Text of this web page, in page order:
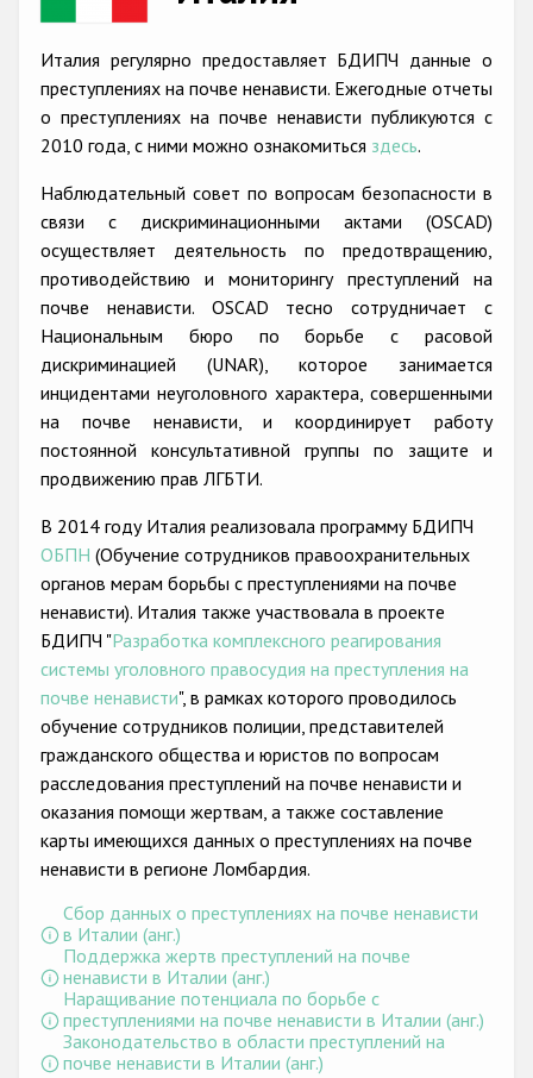
Anti-Roma hate crime
Anti-Semitic hate crime
Other hate crime based on religion or belief
Gender-based hate crime
Anti-LGBTI hate crime
Disability hate crime
Проекты БДИПЧ
Организации гражданского общества
Государства-участники
Италия регулярно предоставляет БДИПЧ данные о
преступлениях на почве ненависти. Ежегодные отчеты
о преступлениях на почве ненависти публикуются с
2010 года, с ними можно ознакомиться здесь.
Наблюдательный совет по вопросам безопасности в
связи с дискриминационными актами (OSCAD)
осуществляет деятельность по предотвращению,
противодействию и мониторингу преступлений на
почве ненависти. OSCAD тесно сотрудничает с
Национальным бюро по борьбе с расовой
дискриминацией (UNAR), которое занимается
инцидентами неуголовного характера, совершенными
на почве ненависти, и координирует работу
постоянной консультативной группы по защите и
продвижению прав ЛГБТИ.
В 2014 году Италия реализовала программу БДИПЧ
ОБПН (Обучение сотрудников правоохранительных
органов мерам борьбы с преступлениями на почве
ненависти). Италия также участвовала в проекте
БДИПЧ "Разработка комплексного реагирования
системы уголовного правосудия на преступления на
почве ненависти", в рамках которого проводилось
обучение сотрудников полиции, представителей
гражданского общества и юристов по вопросам
расследования преступлений на почве ненависти и
оказания помощи жертвам, а также составление
карты имеющихся данных о преступлениях на почве
ненависти в регионе Ломбардия.
Сбор данных о преступлениях на почве ненависти
в Италии (анг.)
Поддержка жертв преступлений на почве
ненависти в Италии (анг.)
Наращивание потенциала по борьбе с
преступлениями на почве ненависти в Италии (анг.)
Законодательство в области преступлений на
почве ненависти в Италии (анг.)